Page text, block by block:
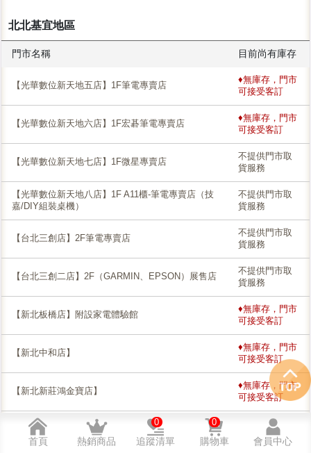
北北基宜地區
門市名稱 目前尚有庫存
【光華數位新天地五店】1F筆電專賣店
♦無庫存，門市
可接受客訂
【光華數位新天地六店】1F宏碁筆電專賣店
♦無庫存，門市
可接受客訂
【光華數位新天地七店】1F微星專賣店
不提供門市取
貨服務
【光華數位新天地八店】1F A11櫃-筆電專賣店（技
嘉/DIY組裝桌機）
不提供門市取
貨服務
【台北三創店】2F筆電專賣店
不提供門市取
貨服務
【台北三創二店】2F（GARMIN、EPSON）展售店
不提供門市取
貨服務
【新北板橋店】附設家電體驗館
♦無庫存，門市
可接受客訂
【新北中和店】
♦無庫存，門市
可接受客訂
【新北新莊鴻金寶店】
♦無庫存，門市
可接受客訂
【新北土城店】
♦無庫存，門市
可接受客訂
首頁 熱銷商品 追蹤清單
0
購物車
0
會員中心